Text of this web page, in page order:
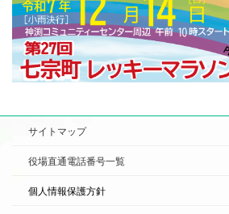
サイトマップ
役場直通電話番号一覧
個人情報保護方針